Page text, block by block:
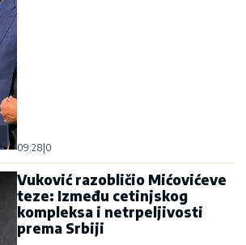
09:28 0
Vuković razobličio Mićovićeve
teze: Između cetinjskog
kompleksa i netrpeljivosti
prema Srbiji